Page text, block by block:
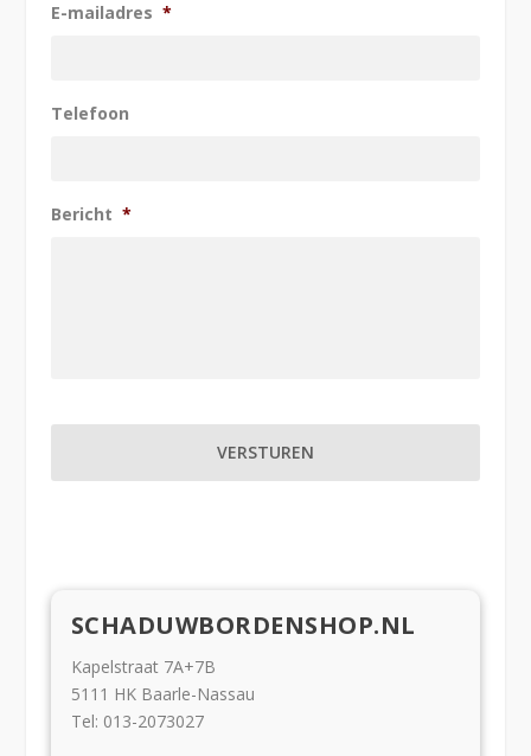
E-mailadres *
Telefoon
Bericht *
SCHADUWBORDENSHOP.NL
Kapelstraat 7A+7B
5111 HK Baarle-Nassau
Tel: 013-2073027